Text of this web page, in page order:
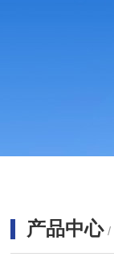
产品中心 /